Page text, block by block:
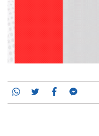
Whatsapp
TwitterFacebook